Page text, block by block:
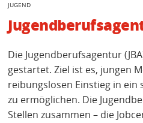
JUGEND
Die Jugendberufsagentur
gestartet. Ziel ist es, jungen
reibungslosen Einstieg in ein
zu ermöglichen. Die
Stellen zusammen – die